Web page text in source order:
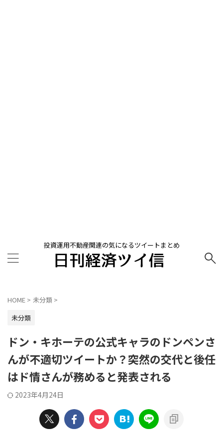
投資運用不動産関連の気になるツイートまとめ
HOME > 未分類 >
未分類
ドン・キホーテの公式キャラのドンペンさ
んが不適切ツイートか？突然の交代と後任
はド情さんが務めると発表される
2023年4月24日